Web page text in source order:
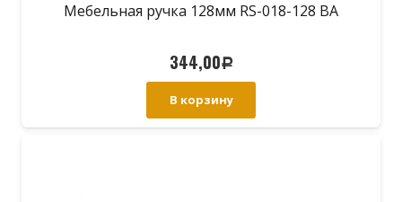
Мебельная ручка 128мм RS-018-128 BA
344,00Р
В корзину